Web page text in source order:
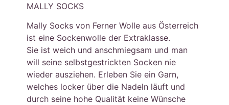
MALLY SOCKS
Mally Socks von Ferner Wolle aus Österreich
ist eine Sockenwolle der Extraklasse.
Sie ist weich und anschmiegsam und man
will seine selbstgestrickten Socken nie
wieder ausziehen. Erleben Sie ein Garn,
welches locker über die Nadeln läuft und
durch seine hohe Qualität keine Wünsche